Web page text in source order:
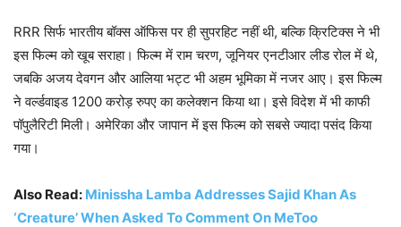
RRR सिर्फ भारतीय बॉक्स ऑफिस पर ही सुपरहिट नहीं थी, बल्कि क्रिटिक्स ने भी
इस फिल्म को खूब सराहा। फिल्म में राम चरण, जूनियर एनटीआर लीड रोल में थे,
जबकि अजय देवगन और आलिया भट्ट भी अहम भूमिका में नजर आए। इस फिल्म
ने वर्ल्डवाइड 1200 करोड़ रुपए का कलेक्शन किया था। इसे विदेश में भी काफी
पॉपुलैरिटी मिली। अमेरिका और जापान में इस फिल्म को सबसे ज्यादा पसंद किया
गया।
Also Read: Minissha Lamba Addresses Sajid Khan As
‘Creature’ When Asked To Comment On MeToo